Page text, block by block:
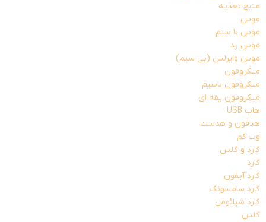
منبع تغذیه
موس
موس با سیم
موس پد
موس وایرلس (بی سیم)
میکروفون
میکروفون باسیم
میکروفون یقه ای
هاب USB
هدفون و هدست
وب کم
گارد و گلس
گارد
گارد آیفون
گارد سامسونگ
گارد شیائومی
گلس